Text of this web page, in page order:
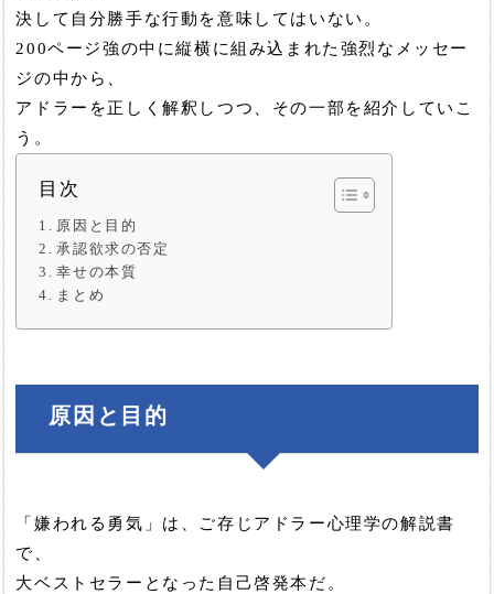
決して自分勝手な行動を意味してはいない。
200ページ強の中に縦横に組み込まれた強烈なメッセー
ジの中から、
アドラーを正しく解釈しつつ、その一部を紹介していこ
う。
目次
原因と目的
承認欲求の否定
幸せの本質
まとめ
原因と目的
「嫌われる勇気」は、ご存じアドラー心理学の解説書
で、
大ベストセラーとなった自己啓発本だ。